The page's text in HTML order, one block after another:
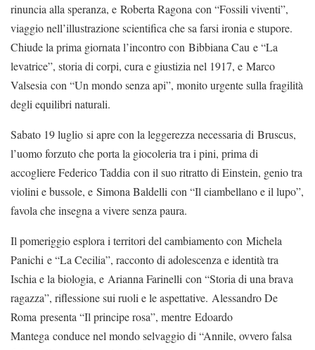
rinuncia alla speranza, e Roberta Ragona con “Fossili viventi”,
viaggio nell’illustrazione scientifica che sa farsi ironia e stupore.
Chiude la prima giornata l’incontro con Bibbiana Cau e “La
levatrice”, storia di corpi, cura e giustizia nel 1917, e Marco
Valsesia con “Un mondo senza api”, monito urgente sulla fragilità
degli equilibri naturali.
Sabato 19 luglio si apre con la leggerezza necessaria di Bruscus,
l’uomo forzuto che porta la giocoleria tra i pini, prima di
accogliere Federico Taddia con il suo ritratto di Einstein, genio tra
violini e bussole, e Simona Baldelli con “Il ciambellano e il lupo”,
favola che insegna a vivere senza paura.
Il pomeriggio esplora i territori del cambiamento con Michela
Panichi e “La Cecilia”, racconto di adolescenza e identità tra
Ischia e la biologia, e Arianna Farinelli con “Storia di una brava
ragazza”, riflessione sui ruoli e le aspettative. Alessandro De
Roma presenta “Il principe rosa”, mentre Edoardo
Mantega conduce nel mondo selvaggio di “Annile, ovvero falsa